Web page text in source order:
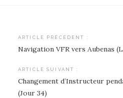
Navigation
de
l’article
ARTICLE PRÉCÉDENT :
Navigation VFR vers Aubenas
ARTICLE SUIVANT :
Changement d’Instructeur
(Jour 34)